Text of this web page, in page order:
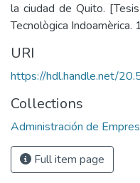
la ciudad de Quito.
Tecnològica Indoamèrica.
URI
https://hdl.handle.net/
Collections
Administración de
Full item page